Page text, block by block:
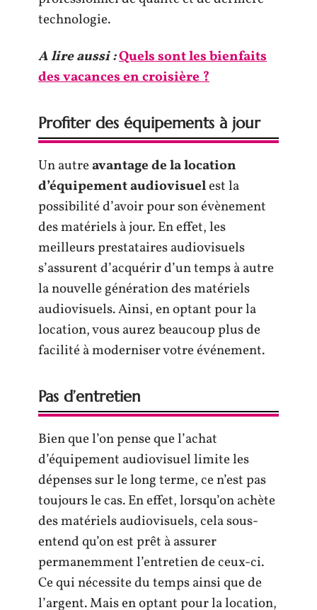
technologie.
A lire aussi :Quels sont les bienfaits
des vacances en croisière ?
Profiter des équipements à jour
Un autreavantage de la location
d’équipement audiovisuelest la
possibilité d’avoir pour son évènement
des matériels à jour. En effet, les
meilleurs prestataires audiovisuels
s’assurent d’acquérir d’un temps à autre
la nouvelle génération des matériels
audiovisuels. Ainsi, en optant pour la
location, vous aurez beaucoup plus de
facilité à moderniser votre événement.
Pas d’entretien
Bien que l’on pense que l’achat
d’équipement audiovisuel limite les
dépenses sur le long terme, ce n’est pas
toujours le cas. En effet, lorsqu’on achète
des matériels audiovisuels, cela sous-
entend qu’on est prêt à assurer
permanemment l’entretien de ceux-ci.
Ce qui nécessite du temps ainsi que de
l’argent. Mais en optant pour la location,